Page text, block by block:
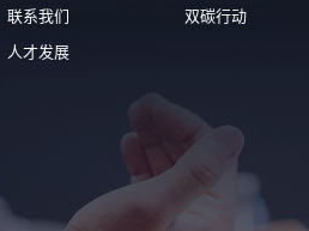
联系我们
双碳行动
人才发展